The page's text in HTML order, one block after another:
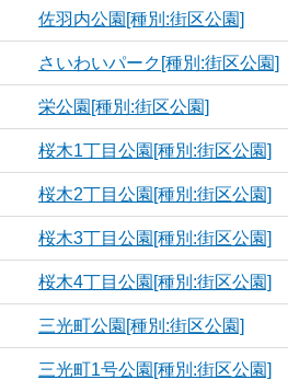
佐羽内公園[種別:街区公園]
さいわいパーク[種別:街区公園]
栄公園[種別:街区公園]
桜木1丁目公園[種別:街区公園]
桜木2丁目公園[種別:街区公園]
桜木3丁目公園[種別:街区公園]
桜木4丁目公園[種別:街区公園]
三光町公園[種別:街区公園]
三光町1号公園[種別:街区公園]